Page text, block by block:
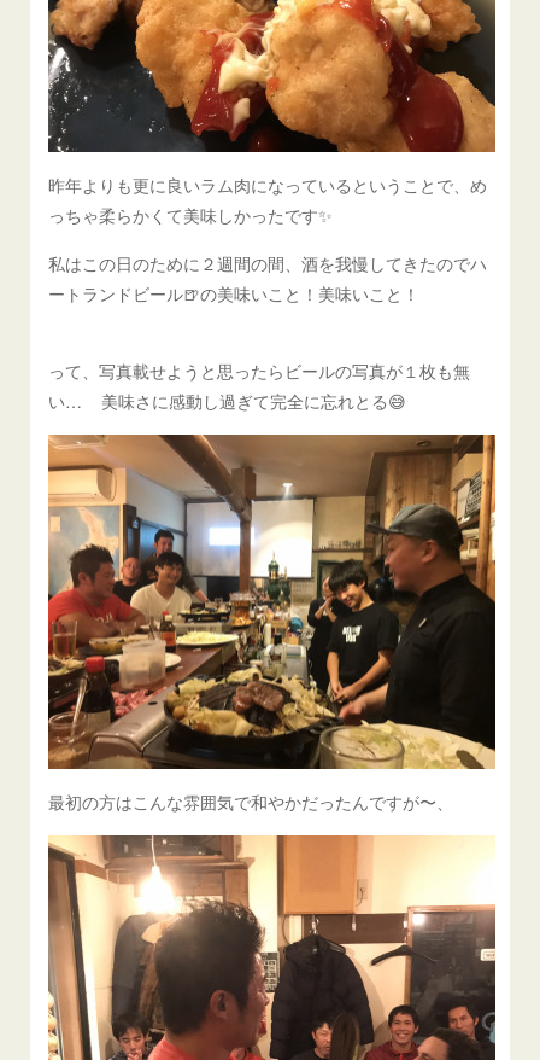
昨年よりも更に良いラム肉になっているということで、め
っちゃ柔らかくて美味しかったです✨
私はこの日のために２週間の間、酒を我慢してきたのでハ
ートランドビール🍺の美味いこと！美味いこと！
って、写真載せようと思ったらビールの写真が１枚も無
い… 美味さに感動し過ぎて完全に忘れとる😅
最初の方はこんな雰囲気で和やかだったんですが〜、